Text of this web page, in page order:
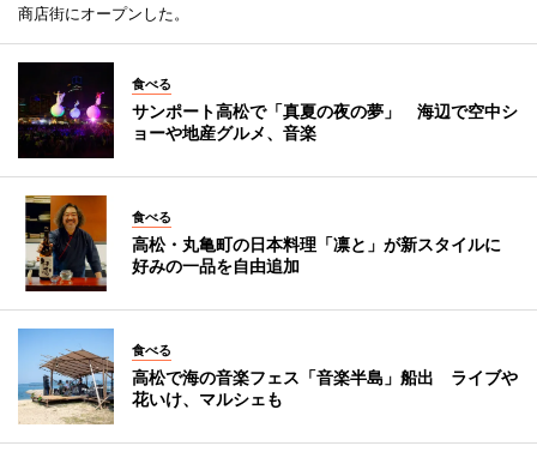
商店街にオープンした。
食べる
サンポート高松で「真夏の夜の夢」 海辺で空中シ
ョーや地産グルメ、音楽
食べる
高松・丸亀町の日本料理「凛と」が新スタイルに
好みの一品を自由追加
食べる
高松で海の音楽フェス「音楽半島」船出 ライブや
花いけ、マルシェも